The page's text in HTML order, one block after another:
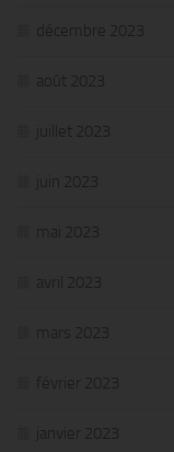
décembre 2023
août 2023
juillet 2023
juin 2023
mai 2023
avril 2023
mars 2023
février 2023
janvier 2023